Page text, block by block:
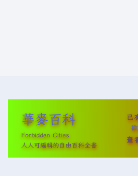
華麥百科
Forbidden Cities
人人可編輯的自由百科全書
已
查